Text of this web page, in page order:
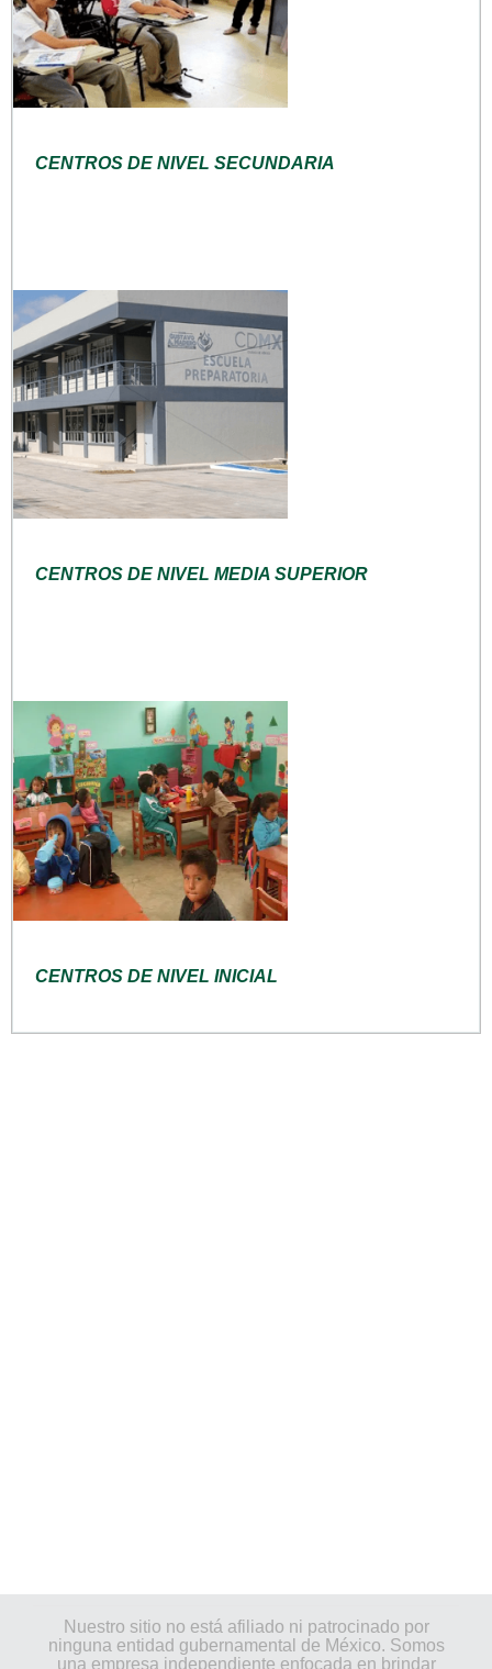
CENTROS DE NIVEL SECUNDARIA
CENTROS DE NIVEL MEDIA SUPERIOR
CENTROS DE NIVEL INICIAL
Nuestro sitio no está afiliado ni patrocinado por
ninguna entidad gubernamental de México. Somos
una empresa independiente enfocada en brindar